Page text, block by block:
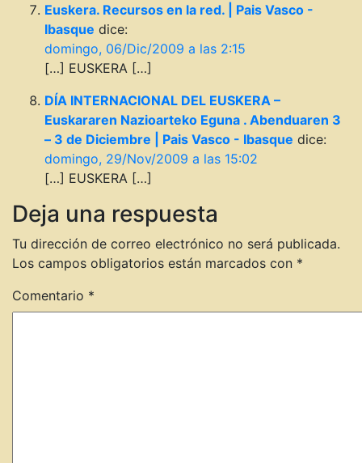
Euskera. Recursos en la red. | Pais Vasco -
Ibasque dice:
domingo, 06/Dic/2009 a las 2:15
[…] EUSKERA […]
DÍA INTERNACIONAL DEL EUSKERA –
Euskararen Nazioarteko Eguna . Abenduaren 3
– 3 de Diciembre | Pais Vasco - Ibasque dice:
domingo, 29/Nov/2009 a las 15:02
[…] EUSKERA […]
Deja una respuesta
Tu dirección de correo electrónico no será publicada.
Los campos obligatorios están marcados con *
Comentario *